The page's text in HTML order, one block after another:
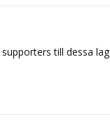
till dessa lag